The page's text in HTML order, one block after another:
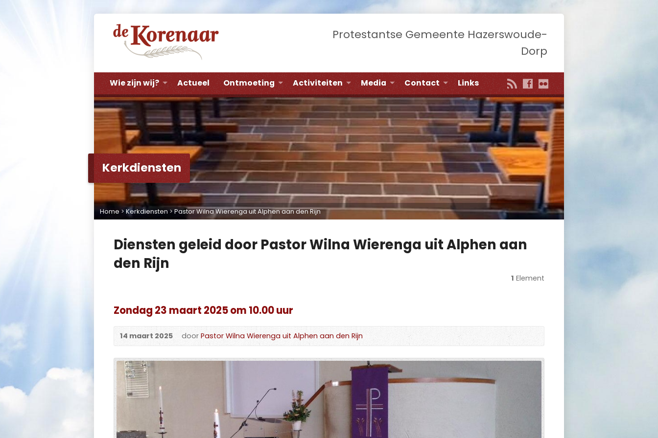
Protestantse Gemeente Hazerswoude-
Dorp
Wie zijn wij? Actueel Ontmoeting Activiteiten Media Contact Links
Kerkdiensten
Home > Kerkdiensten>Pastor Wilna Wierenga uit Alphen aan den Rijn
Diensten geleid door Pastor Wilna Wierenga uit Alphen aan
den Rijn
1 Element
Zondag 23 maart 2025 om 10.00 uur
14 maart 2025 doorPastor Wilna Wierenga uit Alphen aan den Rijn